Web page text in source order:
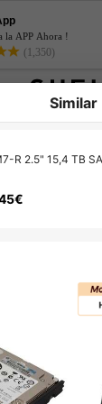
la APP Ahora !
(1,350)
Similar
R 2.5" 15,4 TB